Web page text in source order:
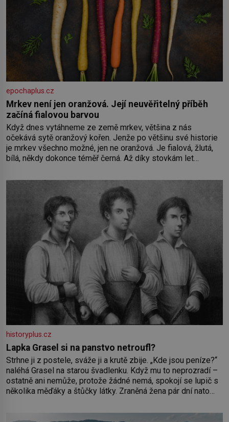
epochaplus.cz
Mrkev není jen oranžová. Její neuvěřitelný příběh
začíná fialovou barvou
Když dnes vytáhneme ze země mrkev, většina z nás
očekává sytě oranžový kořen. Jenže po většinu své historie
je mrkev všechno možné, jen ne oranžová. Je fialová, žlutá,
bílá, někdy dokonce téměř černá. Až díky stovkám let
českou zahradu ani nedokážeme představit. Její příběh je
historyplus.cz
Lapka Grasel si na panstvo netroufl?
Strhne ji z postele, sváže ji a krutě zbije. „Kde jsou peníze?“
naléhá Grasel na starou švadlenku. Když mu to neprozradí –
ostatně ani nemůže, protože žádné nemá, spokojí se lupič s
několika měďáky a štůčky látky. Zraněná žena pár dní nato
dlouho po jeho smrti